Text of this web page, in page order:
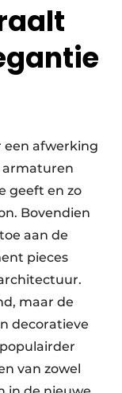
een afwerking
armaturen
geeft en zo
Bovendien
aan de
pieces
maar de
decoratieve
van zowel